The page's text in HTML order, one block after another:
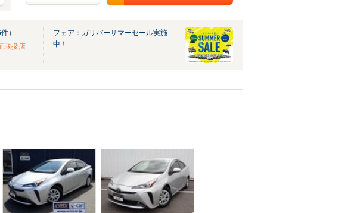
件）
取扱店
フェア：ガリバーサマーセール実施
中！